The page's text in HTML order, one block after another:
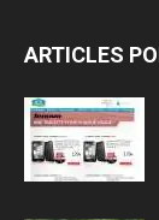
ARTICLES